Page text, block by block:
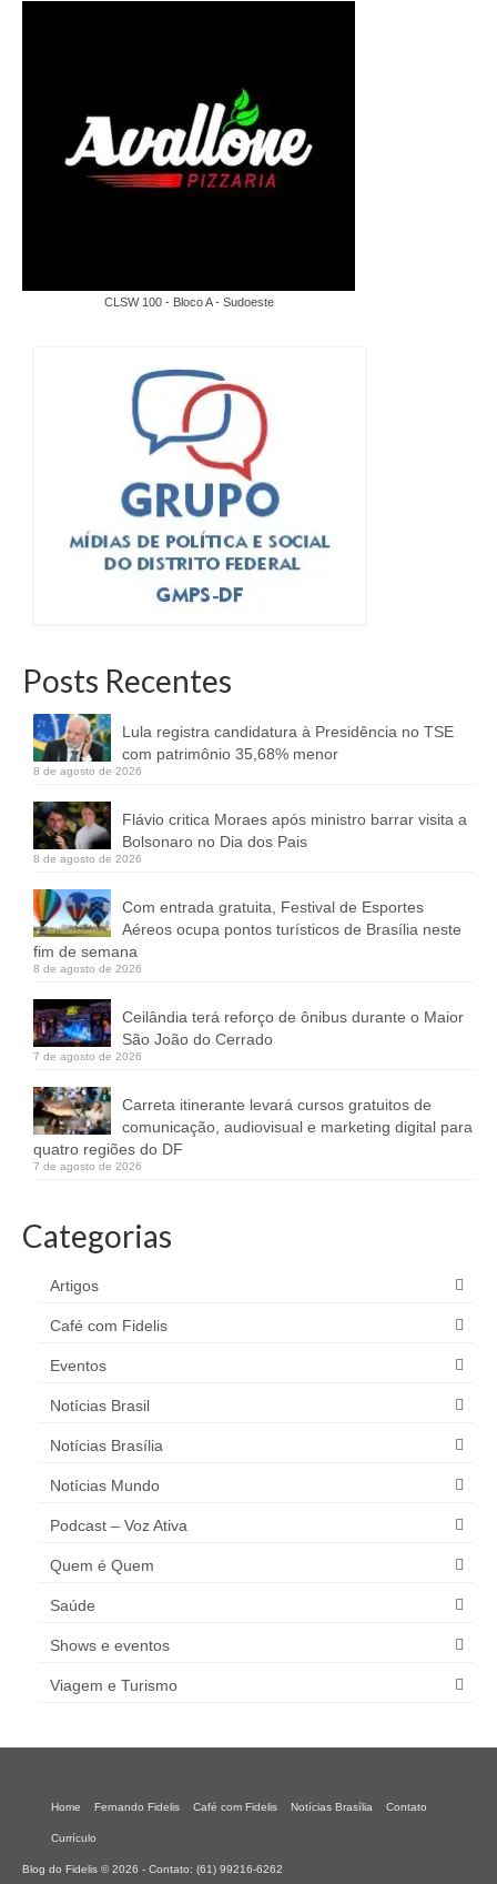
CLSW 100 - Bloco A - Sudoeste
Posts Recentes
Lula registra candidatura à Presidência no TSE
com patrimônio 35,68% menor
8 de agosto de 2026
Flávio critica Moraes após ministro barrar visita a
Bolsonaro no Dia dos Pais
8 de agosto de 2026
Com entrada gratuita, Festival de Esportes
Aéreos ocupa pontos turísticos de Brasília neste
fim de semana
8 de agosto de 2026
Ceilândia terá reforço de ônibus durante o Maior
São João do Cerrado
7 de agosto de 2026
Carreta itinerante levará cursos gratuitos de
comunicação, audiovisual e marketing digital para
quatro regiões do DF
7 de agosto de 2026
Categorias
Artigos
Café com Fidelis
Eventos
Notícias Brasil
Notícias Brasília
Notícias Mundo
Podcast – Voz Ativa
Quem é Quem
Saúde
Shows e eventos
Viagem e Turismo
Home Fernando Fidelis Café com Fidelis Notícias Brasília Contato
Currículo
Blog do Fidelis © 2026 - Contato: (61) 99216-6262